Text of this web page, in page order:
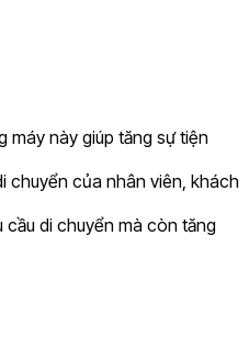
máy này giúp tăng sự tiện
chuyển của nhân viên, khách
di chuyển mà còn tăng